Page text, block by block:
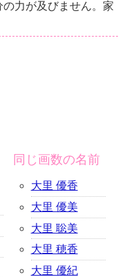
力が及びません。家
同じ画数の名前
大里 優香
大里 優美
大里 聡美
大里 穂香
大里 優紀